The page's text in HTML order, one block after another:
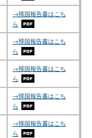
→帰国報告書はこち
ら
→帰国報告書はこち
ら
→帰国報告書はこち
ら
→帰国報告書はこち
ら
→帰国報告書はこち
ら